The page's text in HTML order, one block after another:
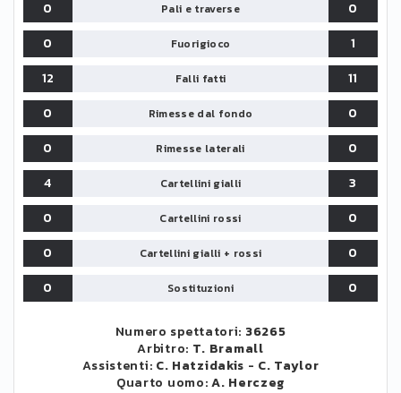
0 Pali e traverse
0
0
Fuorigioco
1
12
Falli fatti
11
0
Rimesse dal fondo
0
0
Rimesse laterali
0
4
Cartellini gialli
3
0
Cartellini rossi
0
0
Cartellini gialli + rossi
0
0
Sostituzioni 0
Numero spettatori: 36265
Arbitro: T. Bramall
Assistenti: C. Hatzidakis - C. Taylor
Quarto uomo:A. Herczeg